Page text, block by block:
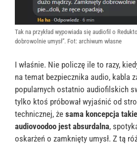
Tak na przykład wypowiada się audiofil o
dobrowolnie umysł”. Fot: archiwum własne
I właśnie. Nie policzę ile to razy,
na temat bezpiecznika audio, kabla
popularnych ostatnio audiofilskich
tylko ktoś próbował wyjaśnić od
technicznej, że sama koncepcja
audiovoodoo jest absurdalna,
oskarżeń o zamknięty umysł. Z tą